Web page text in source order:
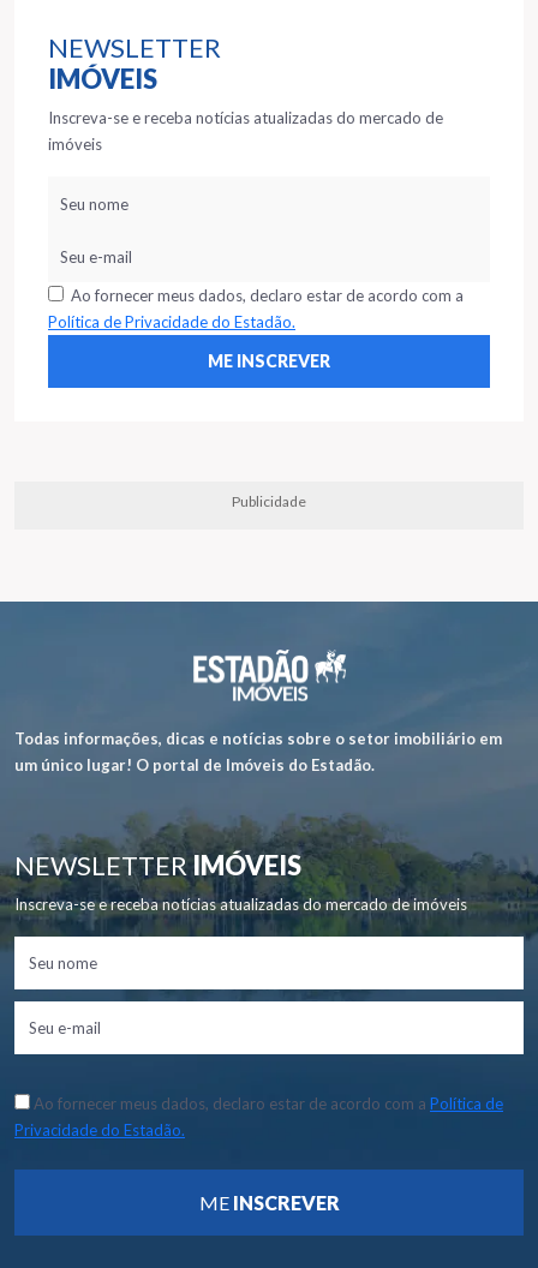
NEWSLETTER
IMÓVEIS
Inscreva-se e receba notícias atualizadas do mercado de
imóveis
Ao fornecer meus dados, declaro estar de acordo com a
Política de Privacidade do Estadão.
Publicidade
Todas informações, dicas e notícias sobre o setor imobiliário em
um único lugar! O portal de Imóveis do Estadão.
NEWSLETTERIMÓVEIS
Inscreva-se e receba notícias atualizadas do mercado de imóveis
Ao fornecer meus dados, declaro estar de acordo com a Política de
Privacidade do Estadão.
ME INSCREVER